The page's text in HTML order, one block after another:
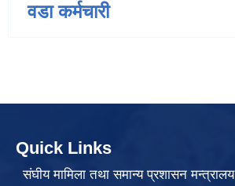
वडा कर्मचारी
Quick Links
संघीय मामिला तथा समान्य प्रशासन मन्त्रालय